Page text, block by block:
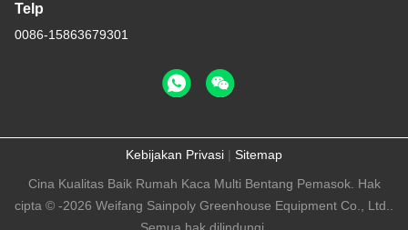
Telp
0086-15863679301
Kebijakan Privasi | Sitemap
Cina Kualitas Baik Rumah Kaca Multi Bentang Pemasok. Hak
cipta © -2026 Weifang Sainpoly Greenhouse Equipment Co., Ltd..